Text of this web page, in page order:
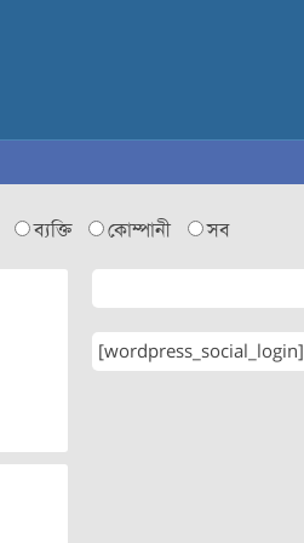
ব্যক্তি কোম্পানী সব
[wordpress_social_login]